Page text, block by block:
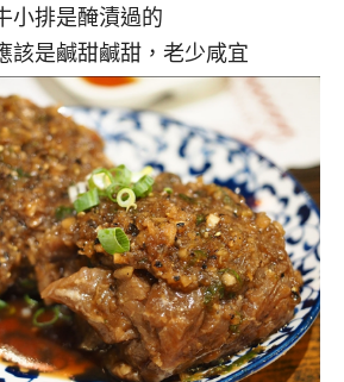
小排是醃漬過的
該是鹹甜鹹甜，老少咸宜